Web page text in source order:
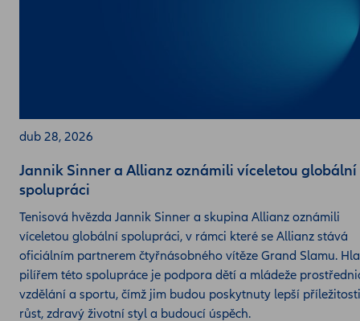
dub 28, 2026
Jannik Sinner a Allianz oznámili víceletou globální
spolupráci
Tenisová hvězda Jannik Sinner a skupina Allianz oznámili
víceletou globální spolupráci, v rámci které se Allianz stává
oficiálním partnerem čtyřnásobného vítěze Grand Slamu.
pilířem této spolupráce je podpora dětí a mládeže
vzdělání a sportu, čímž jim budou poskytnuty lepší
růst, zdravý životní styl a budoucí úspěch.